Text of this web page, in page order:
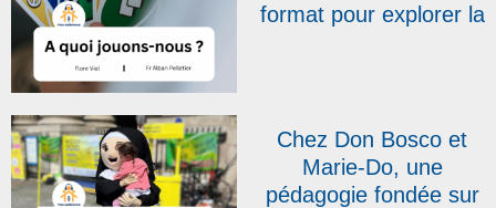
format pour explorer la
Chez Don Bosco et
Marie-Do, une
pédagogie fondée sur